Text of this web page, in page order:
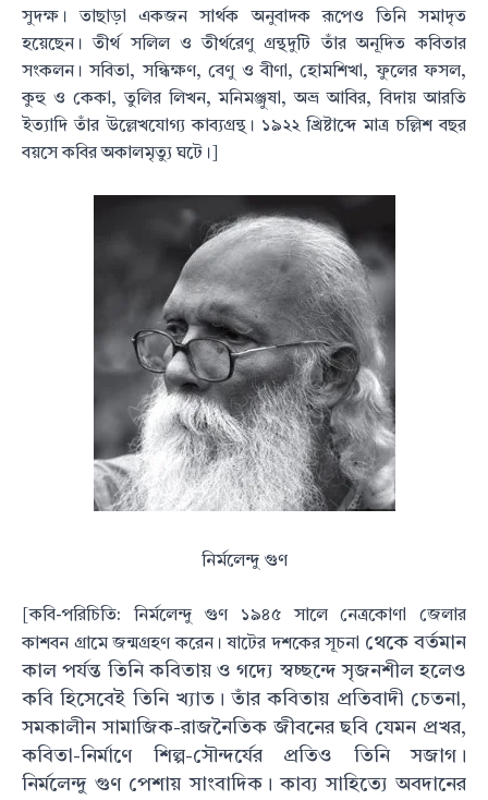
সুদক্ষ। তাছাড়া একজন সার্থক অনুবাদক রূপেও তিনি সমাদৃত
হয়েছেন। তীর্থ সলিল ও তীর্থরেণু গ্রন্থদুটি তাঁর অনূদিত কবিতার
সংকলন। সবিতা, সন্ধিক্ষণ, বেণু ও বীণা, হোমশিখা, ফুলের ফসল,
কুহু ও কেকা, তুলির লিখন, মনিমঞ্জুষা, অভ্র আবির, বিদায় আরতি
ইত্যাদি তাঁর উল্লেখযোগ্য কাব্যগ্রন্থ। ১৯২২ খ্রিষ্টাব্দে মাত্র চল্লিশ বছর
বয়সে কবির অকালমৃত্যু ঘটে।]
নির্মলেন্দু গুণ
[কবি-পরিচিতি: নির্মলেন্দু গুণ ১৯৪৫ সালে নেত্রকোণা জেলার
কাশবন গ্রামে জন্মগ্রহণ করেন। ষাটের দশকের সূচনা থেকে বর্তমান
কাল পর্যন্ত তিনি কবিতায় ও গদ্যে স্বচ্ছন্দে সৃজনশীল হলেও
কবি হিসেবেই তিনি খ্যাত। তাঁর কবিতায় প্রতিবাদী চেতনা,
সমকালীন সামাজিক-রাজনৈতিক জীবনের ছবি যেমন প্রখর,
কবিতা-নির্মাণে শিল্প-সৌন্দর্যের প্রতিও তিনি সজাগ।
নির্মলেন্দু গুণ পেশায় সাংবাদিক। কাব্য সাহিত্যে অবদানের